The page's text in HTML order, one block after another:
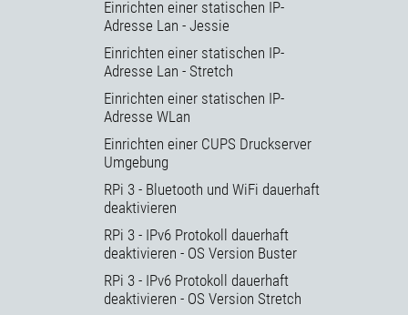
Einrichten einer statischen IP-
Adresse Lan - Jessie
Einrichten einer statischen IP-
Adresse Lan - Stretch
Einrichten einer statischen IP-
Adresse WLan
Einrichten einer CUPS Druckserver
Umgebung
RPi 3 - Bluetooth und WiFi dauerhaft
deaktivieren
RPi 3 - IPv6 Protokoll dauerhaft
deaktivieren - OS Version Buster
RPi 3 - IPv6 Protokoll dauerhaft
deaktivieren - OS Version Stretch